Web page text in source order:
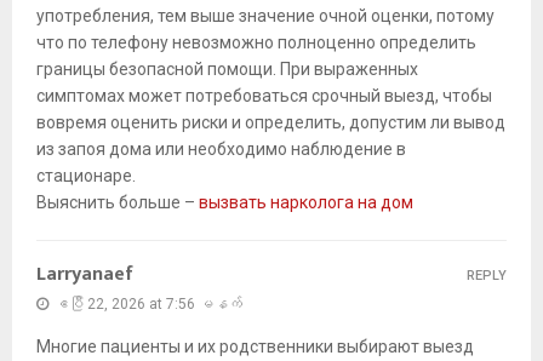
употребления, тем выше значение очной оценки, потому
что по телефону невозможно полноценно определить
границы безопасной помощи. При выраженных
симптомах может потребоваться срочный выезд, чтобы
вовремя оценить риски и определить, допустим ли вывод
из запоя дома или необходимо наблюдение в
стационаре.
Выяснить больше – вызвать нарколога на дом
Larryanaef
ဧပြီ 22, 2026 at 7:56 မနက်
Многие пациенты и их родственники выбирают выезд
REPLY